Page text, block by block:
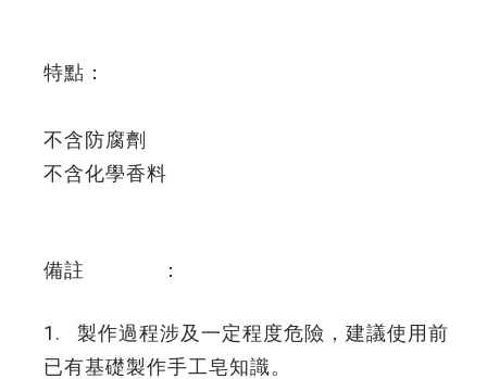
特點：
不含防腐劑
不含化學香料
備註 ：
1. 製作過程涉及一定程度危險，建議使用前
已有基礎製作手工皂知識。